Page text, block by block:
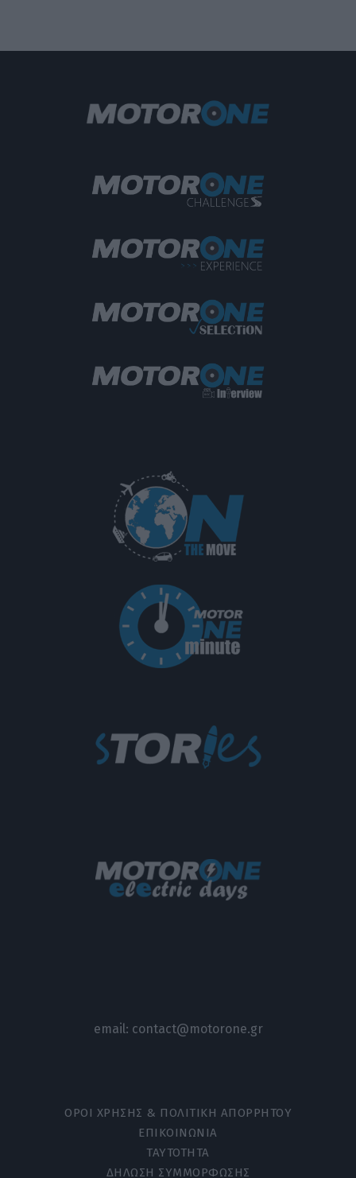
email: contact@motorone.gr
ΟΡΟΙ ΧΡΗΣΗΣ & ΠΟΛΙΤΙΚΗ ΑΠΟΡΡΗΤΟΥ
ΕΠΙΚΟΙΝΩΝΙΑ
ΤΑΥΤΟΤΗΤΑ
ΔΗΛΩΣΗ ΣΥΜΜΟΡΦΩΣΗΣ